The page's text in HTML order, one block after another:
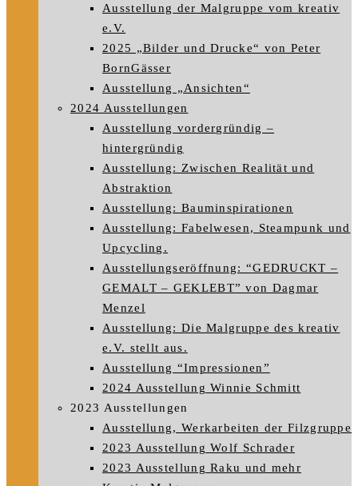
Ausstellung der Malgruppe vom kreativ
e.V.
2025 „Bilder und Drucke“ von Peter
BornGässer
Ausstellung „Ansichten“
2024 Ausstellungen
Ausstellung vordergründig –
hintergründig
Ausstellung: Zwischen Realität und
Abstraktion
Ausstellung: Bauminspirationen
Ausstellung: Fabelwesen, Steampunk und
Upcycling.
Ausstellungseröffnung: “GEDRUCKT –
GEMALT – GEKLEBT” von Dagmar
Menzel
Ausstellung: Die Malgruppe des kreativ
e.V. stellt aus.
Ausstellung “Impressionen”
2024 Ausstellung Winnie Schmitt
2023 Ausstellungen
Ausstellung, Werkarbeiten der Filzgruppe
2023 Ausstellung Wolf Schrader
2023 Ausstellung Raku und mehr